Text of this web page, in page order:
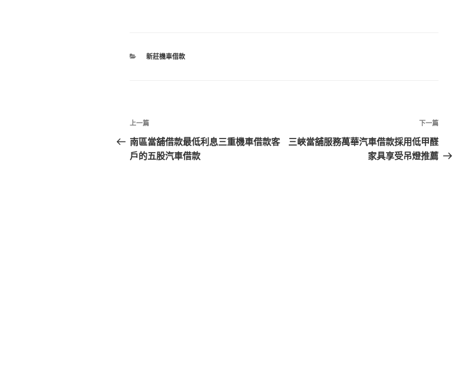
分
新莊機車借款
文
章
導
上
一
篇
上一篇
南區當舖借款最低利息三重機車借款客
戶的五股汽車借款
下
一
篇
下一篇
三峽當舖服務萬華汽車借款採用低甲醛
家具享受吊燈推薦